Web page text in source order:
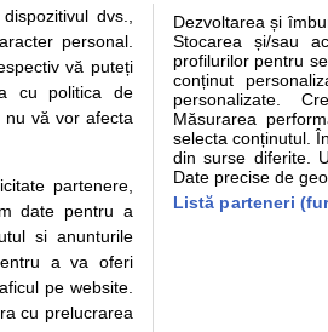
analize Specialitati medicale
despre sanatate disponibile pe
medicale. Va sfatuim, ca pe langa
programari la medic Clickmed.
Drepturile consumatorului
Protectia consumatorilor -
ANPC
Solutionarea Alternativa a
Litigiilor
Info consumator: 0800.080.999
Formulare europene - CNAS
dvs.,
personal.
vă puteți
cu politica de
nu vă vor afecta
partenere,
date pentru a
si anunturile
a va oferi
pe website.
cu prelucrarea
Dezvoltarea și
Stocarea și/sau
profilurilor pentru
conținut
personalizate.
Măsurarea
selecta conținutul.
din surse diferite.
Date precise de
Listă parteneri